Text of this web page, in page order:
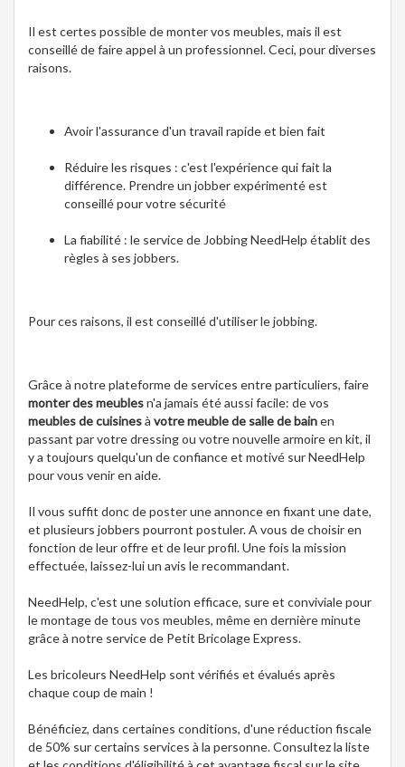
Il est certes possible de monter vos meubles, mais il est
conseillé de faire appel à un professionnel. Ceci, pour diverses
raisons.
Avoir l'assurance d'un travail rapide et bien fait
Réduire les risques : c'est l'expérience qui fait la
différence. Prendre un jobber expérimenté est
conseillé pour votre sécurité
La fiabilité : le service de Jobbing NeedHelp établit des
règles à ses jobbers.
Pour ces raisons, il est conseillé d'utiliser le jobbing.
Grâce à notre plateforme de services entre particuliers, faire
monter des meublesn'a jamais été aussi facile: de vos
meubles de cuisinesà votre meuble de salle de bainen
passant par votre dressing ou votre nouvelle armoire en kit, il
y a toujours quelqu'un de confiance et motivé sur NeedHelp
pour vous venir en aide.
Il vous suffit donc de poster une annonce en fixant une date,
et plusieurs jobbers pourront postuler. A vous de choisir en
fonction de leur offre et de leur profil. Une fois la mission
effectuée, laissez-lui un avis le recommandant.
NeedHelp, c'est une solution efficace, sure et conviviale pour
le montage de tous vos meubles, même en dernière minute
grâce à notre service de Petit Bricolage Express.
Les bricoleurs NeedHelp sont vérifiés et évalués après
chaque coup de main !
Bénéficiez, dans certaines conditions, d'une réduction fiscale
de 50% sur certains services à la personne. Consultez la liste